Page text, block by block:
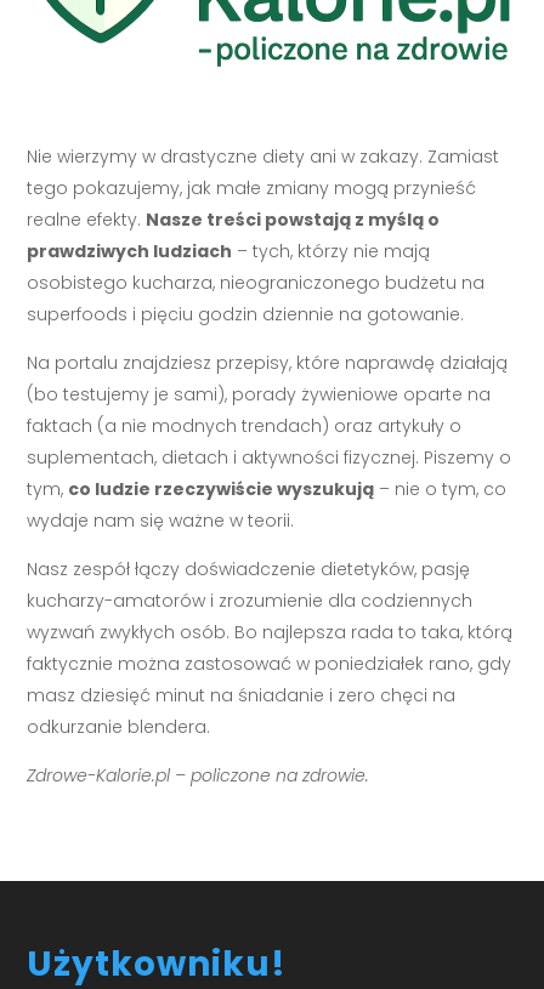
Nie wierzymy w drastyczne diety ani w zakazy. Zamiast
tego pokazujemy, jak małe zmiany mogą przynieść
realne efekty. Nasze treści powstają z myślą o
prawdziwych ludziach – tych, którzy nie mają
osobistego kucharza, nieograniczonego budżetu na
superfoods i pięciu godzin dziennie na gotowanie.
Na portalu znajdziesz przepisy, które naprawdę działają
(bo testujemy je sami), porady żywieniowe oparte na
faktach (a nie modnych trendach) oraz artykuły o
suplementach, dietach i aktywności fizycznej. Piszemy o
tym, co ludzie rzeczywiście wyszukują – nie o tym, co
wydaje nam się ważne w teorii.
Nasz zespół łączy doświadczenie dietetyków, pasję
kucharzy-amatorów i zrozumienie dla codziennych
wyzwań zwykłych osób. Bo najlepsza rada to taka, którą
faktycznie można zastosować w poniedziałek rano, gdy
masz dziesięć minut na śniadanie i zero chęci na
odkurzanie blendera.
Zdrowe-Kalorie.pl – policzone na zdrowie.
Użytkowniku!